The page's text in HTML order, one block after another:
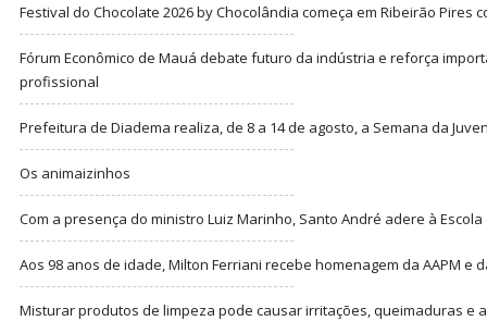
Festival do Chocolate 2026 by Chocolândia começa em Ribeirão Pires
Fórum Econômico de Mauá debate futuro da indústria e reforça
profissional
Prefeitura de Diadema realiza, de 8 a 14 de agosto, a Semana da
Os animaizinhos
Com a presença do ministro Luiz Marinho, Santo André adere à
Aos 98 anos de idade, Milton Ferriani recebe homenagem da AAPM e
Misturar produtos de limpeza pode causar irritações, queimaduras e